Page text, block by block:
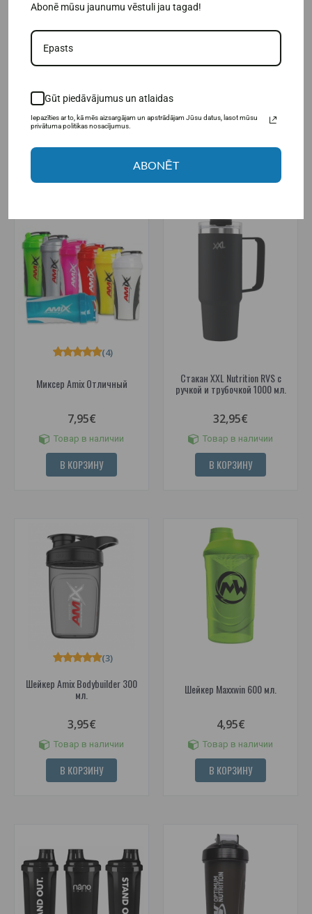
9,95€
Товар в наличии
3,50€
Миксер Amix Отличный
(4)
7,95€
Товар в наличии
В КОРЗИНУ
Стакан XXL Nutrition RVS с
ручкой и трубочкой 1000 мл.
32,95€
Товар в наличии
В КОРЗИНУ
Шейкер Amix Bodybuilder 300
мл.
(3)
3,95€
Товар в наличии
В КОРЗИНУ
Шейкер Maxxwin 600 мл.
4,95€
Товар в наличии
В КОРЗИНУ
Abonē mūsu jaunumu vēstuli jau tagad!
Gūt piedāvājumus un atlaidas
Iepazīties ar to, kā mēs aizsargājam un apstrādājam Jūsu datus, lasot mūsu
privātuma politikas nosacījumus.
ABONĒT